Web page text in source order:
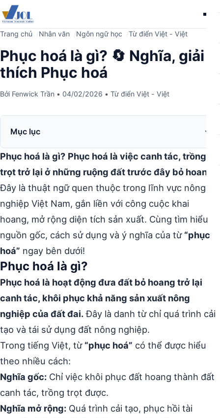
Trang chủ Nhân văn Ngôn ngữ học Từ điển Việt - Việt
Phục hoá là gì? 🔄 Nghĩa, giải
thích Phục hoá
Bởi Fenwick Trần • 04/02/2026 • Từ điển Việt - Việt
Mục lục
Phục hoá là gì? Phục hoá là việc canh tác, trồng
trọt trở lại ở những ruộng đất trước đây bỏ hoang.
Đây là thuật ngữ quen thuộc trong lĩnh vực nông
nghiệp Việt Nam, gắn liền với công cuộc khai
hoang, mở rộng diện tích sản xuất. Cùng tìm hiểu
nguồn gốc, cách sử dụng và ý nghĩa của từ “phục
hoá” ngay bên dưới!
Phục hoá là gì?
Phục hoá là hoạt động đưa đất bỏ hoang trở lại
canh tác, khôi phục khả năng sản xuất nông
nghiệp của đất đai.Đây là danh từ chỉ quá trình cải
tạo và tái sử dụng đất nông nghiệp.
Trong tiếng Việt, từ “phục hoá” có thể được hiểu
theo nhiều cách:
Nghĩa gốc: Chỉ việc khôi phục đất hoang thành đất
canh tác, trồng trọt được.
Nghĩa mở rộng: Quá trình cải tạo, phục hồi tài